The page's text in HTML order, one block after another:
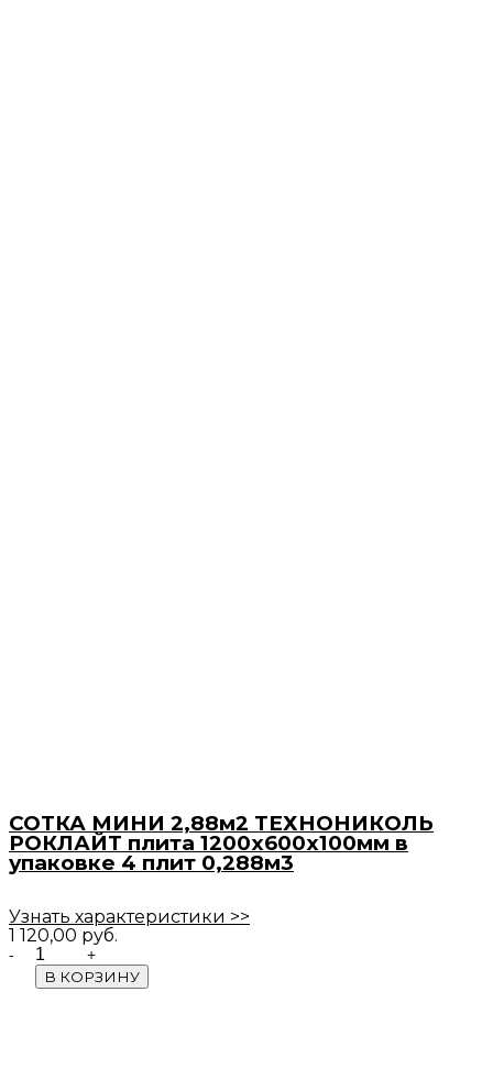
СОТКА МИНИ 2,88м2 ТЕХНОНИКОЛЬ
РОКЛАЙТ плита 1200х600х100мм в
упаковке 4 плит 0,288м3
Узнать характеристики >>
1 120,00 руб.
Quantity
В КОРЗИНУ